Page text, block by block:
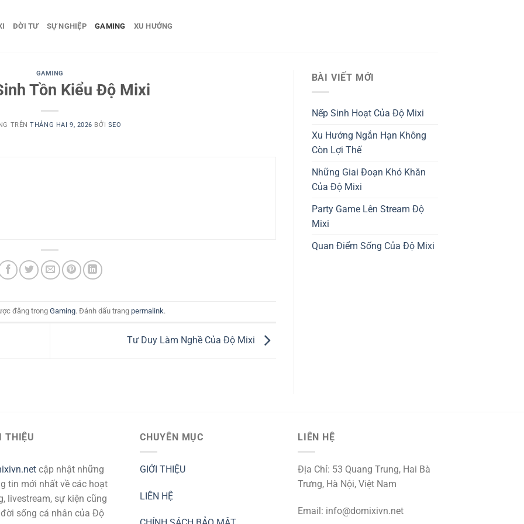
ĐỜI TƯ SỰ NGHIỆP GAMING XU HƯỚNG
GAMING
Tồn Kiểu Độ Mixi
TRÊNTHÁNG HAI 9, 2026 BỞI SEO
đăng trongGaming. Đánh dấu trang permalink.
Tư Duy Làm Nghề Của Độ Mixi
BÀI VIẾT MỚI
Nếp Sinh Hoạt Của Độ Mixi
Xu Hướng Ngắn Hạn Không
Còn Lợi Thế
Những Giai Đoạn Khó Khăn
Của Độ Mixi
Party Game Lên Stream Độ
Mixi
Quan Điểm Sống Của Độ Mixi
THIỆU
cập nhật những
tin mới nhất về các hoạt
livestream, sự kiện cũng
sống cá nhân của Độ
CHUYÊN MỤC
GIỚI THIỆU
LIÊN HỆ
LIÊN HỆ
Địa Chỉ: 53 Quang Trung, Hai Bà
Trưng, Hà Nội, Việt Nam
Email: info@domixivn.net